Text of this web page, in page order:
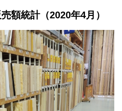
額統計（2020年4月）